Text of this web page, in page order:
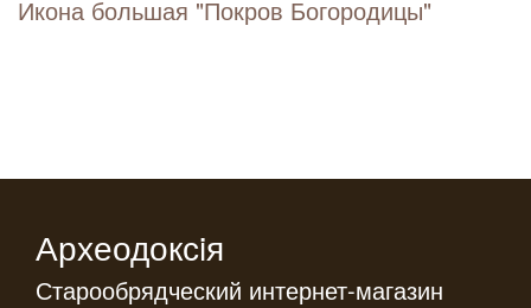
Икона большая "Покров Богородицы"
Археодоксiя
Старообрядческий интернет-магазин